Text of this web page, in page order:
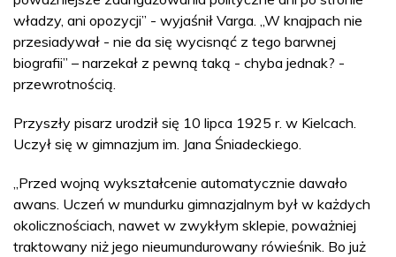
władzy, ani opozycji” - wyjaśnił Varga. „W knajpach nie
przesiadywał - nie da się wycisnąć z tego barwnej
biografii” – narzekał z pewną taką - chyba jednak? -
przewrotnością.
Przyszły pisarz urodził się 10 lipca 1925 r. w Kielcach.
Uczył się w gimnazjum im. Jana Śniadeckiego.
„Przed wojną wykształcenie automatycznie dawało
awans. Uczeń w mundurku gimnazjalnym był w każdych
okolicznościach, nawet w zwykłym sklepie, poważniej
traktowany niż jego nieumundurowany rówieśnik. Bo już